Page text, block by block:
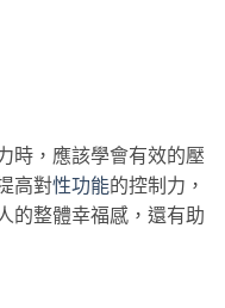
時，應該學會有效的壓
高對性功能的控制力，
的整體幸福感，還有助